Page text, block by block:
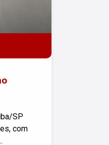
SP
com